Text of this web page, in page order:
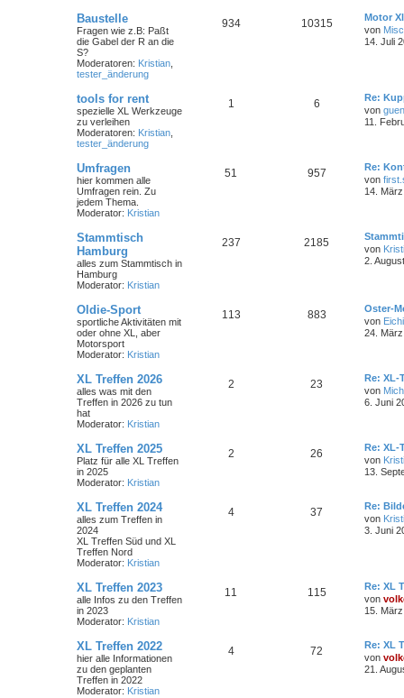
Baustelle
Fragen wie z.B: Paßt
die Gabel der R an die
S?
Moderatoren: Kristian
tester_änderung
934 10315
Motor
von
14. Juli
tools for rent
spezielle XL Werkzeuge
zu verleihen
Moderatoren: Kristian
tester_änderung
1 6
Re:
von
11.
Umfragen
hier kommen alle
Umfragen rein. Zu
jedem Thema.
Moderator: Kristian
51 957
Re:
von
14.
Stammtisch
Hamburg
alles zum Stammtisch in
Hamburg
Moderator: Kristian
237 2185
von
2.
Oldie-Sport
sportliche Aktivitäten mit
oder ohne XL, aber
Motorsport
Moderator: Kristian
113 883
Oster-
von Eichi
24.
XL Treffen 2026
alles was mit den
Treffen in 2026 zu tun
hat
Moderator: Kristian
2 23
Re: XL-
von
6. Juni
XL Treffen 2025
Platz für alle XL Treffen
in 2025
Moderator: Kristian
2 26
Re: XL-
von
13.
XL Treffen 2024
alles zum Treffen in
2024
XL Treffen Süd und XL
Treffen Nord
Moderator: Kristian
4 37
Re:
von
3. Juni
XL Treffen 2023
alle Infos zu den Treffen
in 2023
Moderator: Kristian
11 115
Re: XL
von
15.
XL Treffen 2022
hier alle Informationen
zu den geplanten
Treffen in 2022
Moderator: Kristian
4 72
Re: XL
von
21.